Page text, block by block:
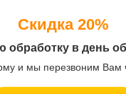
Скидка 20%
обработку в день
и мы перезвоним Вам